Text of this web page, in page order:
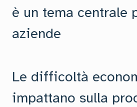
è un tema centrale
aziende
Le difficoltà
impattano sulla